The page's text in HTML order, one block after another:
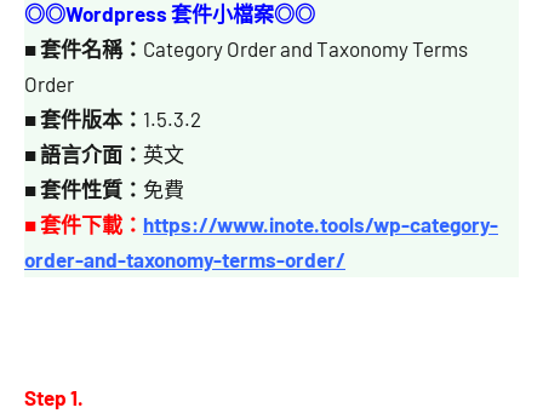
◎◎Wordpress 套件小檔案◎◎
■套件名稱： Category Order and Taxonomy Terms
Order
■套件版本： 1.5.3.2
■語言介面： 英文
■套件性質： 免費
■ 套件下載： https://www.inote.tools/wp-category-
order-and-taxonomy-terms-order/
Step 1.